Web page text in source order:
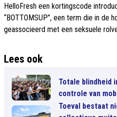
HelloFresh een kortingscode
“BOTTOMSUP”, een term die in de
geassocieerd met een seksuele
Lees ook
Totale blindheid
controle van
Toeval bestaat